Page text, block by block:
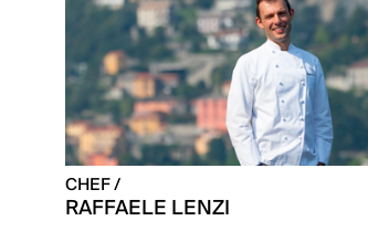
CHEF /
RAFFAELE LENZI